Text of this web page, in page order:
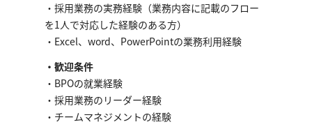
・採用業務の実務経験（業務内容に記載のフロー
を1人で対応した経験のある方）
・Excel、word、PowerPointの業務利用経験
・歓迎条件
・BPOの就業経験
・採用業務のリーダー経験
・チームマネジメントの経験